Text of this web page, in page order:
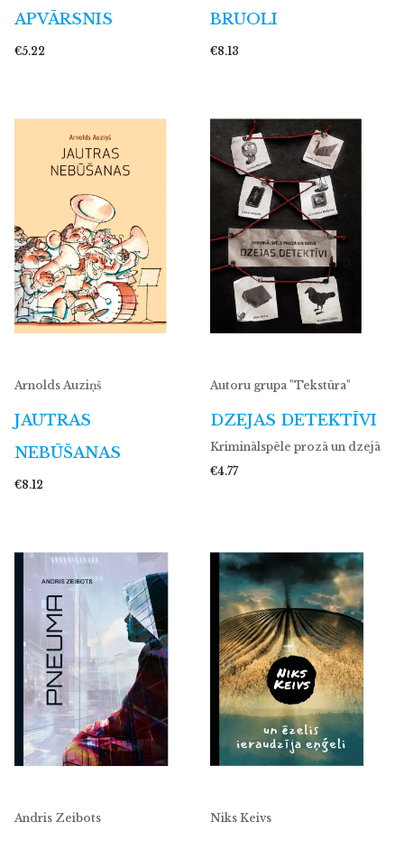
APVĀRSNIS
€5.22
BRUOLI
€8.13
Arnolds Auziņš
JAUTRAS
NEBŪŠANAS
€8.12
Autoru grupa "Tekstūra"
DZEJAS DETEKTĪVI
Kriminālspēle prozā un dzejā
€4.77
Andris Zeibots Niks Keivs